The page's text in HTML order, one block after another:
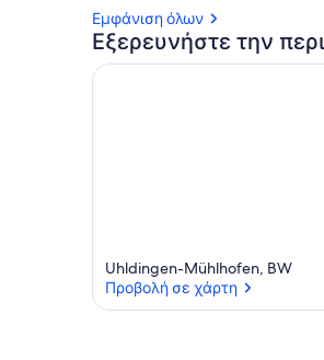
Εμφάνιση όλων
Εξερευνήστε την
Uhldingen-Mühlhofen, BW
Προβολή σε χάρτη